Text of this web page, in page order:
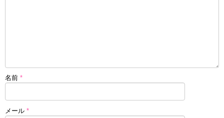
名前 *
メール *